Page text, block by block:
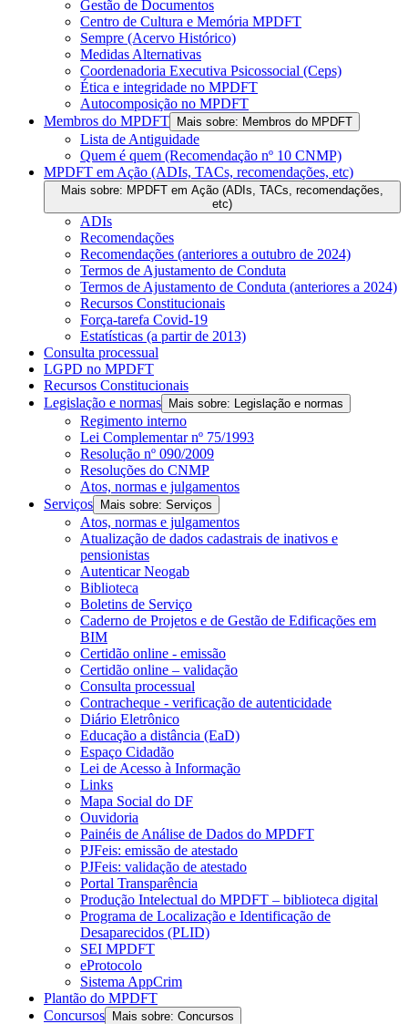
Gestão de Documentos
Centro de Cultura e Memória MPDFT
Sempre (Acervo Histórico)
Medidas Alternativas
Coordenadoria Executiva Psicossocial (Ceps)
Ética e integridade no MPDFT
Autocomposição no MPDFT
Membros do MPDFT
Mais sobre: Membros do MPDFT
Lista de Antiguidade
Quem é quem (Recomendação nº 10 CNMP)
MPDFT em Ação (ADIs, TACs, recomendações, etc)
Mais sobre: MPDFT em Ação (ADIs, TACs, recomendações,
etc)
ADIs
Recomendações
Recomendações (anteriores a outubro de 2024)
Termos de Ajustamento de Conduta
Termos de Ajustamento de Conduta (anteriores a 2024)
Recursos Constitucionais
Força-tarefa Covid-19
Estatísticas (a partir de 2013)
Consulta processual
LGPD no MPDFT
Recursos Constitucionais
Legislação e normas
Mais sobre: Legislação e normas
Regimento interno
Lei Complementar nº 75/1993
Resolução nº 090/2009
Resoluções do CNMP
Atos, normas e julgamentos
Serviços
Mais sobre: Serviços
Atos, normas e julgamentos
Atualização de dados cadastrais de inativos e
pensionistas
Autenticar Neogab
Biblioteca
Boletins de Serviço
Caderno de Projetos e de Gestão de Edificações em
BIM
Certidão online - emissão
Certidão online – validação
Consulta processual
Contracheque - verificação de autenticidade
Diário Eletrônico
Educação a distância (EaD)
Espaço Cidadão
Lei de Acesso à Informação
Links
Mapa Social do DF
Ouvidoria
Painéis de Análise de Dados do MPDFT
PJFeis: emissão de atestado
PJFeis: validação de atestado
Portal Transparência
Produção Intelectual do MPDFT – biblioteca digital
Programa de Localização e Identificação de
Desaparecidos (PLID)
SEI MPDFT
eProtocolo
Sistema AppCrim
Plantão do MPDFT
Concursos
Mais sobre: Concursos